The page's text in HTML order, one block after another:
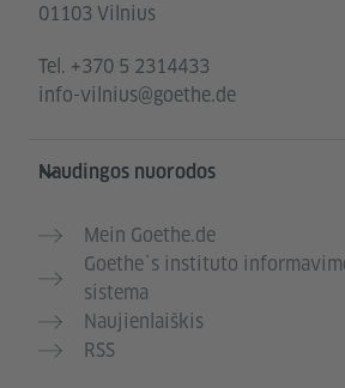
01103 Vilnius
Tel. +370 5 2314433
info-vilnius@goethe.de
Naudingos nuorodos
Mein Goethe.de
Goethe`s instituto
sistema
Naujienlaiškis
RSS